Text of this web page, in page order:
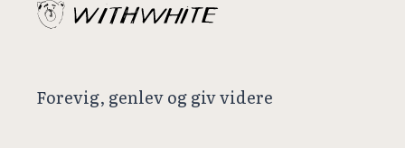
Forevig, genlev og giv videre